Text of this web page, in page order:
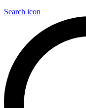
Search icon